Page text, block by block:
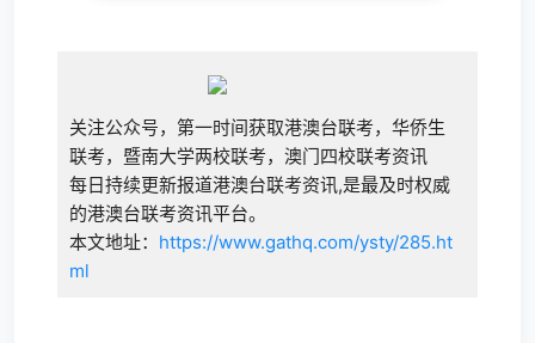
关注公众号，第一时间获取港澳台联考，华侨生
联考，暨南大学两校联考，澳门四校联考资讯
每日持续更新报道港澳台联考资讯,是最及时权威
的港澳台联考资讯平台。
本文地址： https://www.gathq.com/ysty/285.ht
ml